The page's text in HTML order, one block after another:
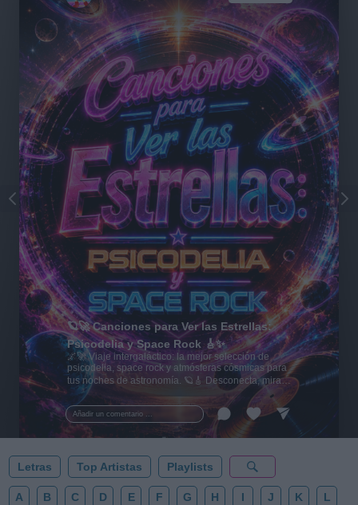
Añadir un comentario ...
🪐🚀 Canciones para Ver las Estrellas:
Psicodelia y Space Rock 🎸✨
🌌🚀 Viaje intergaláctico: la mejor selección de
psicodelia, space rock y atmósferas cósmicas para
tus noches de astronomía. 🪐🎸 Desconecta, mira
al firmamento y siente la gravedad cero. 💾 ¡Guarda
esta colección para tu próxima noche estrellada!
✨⭐
Letras Top Artistas Playlists
A B C D E F G H I J K L